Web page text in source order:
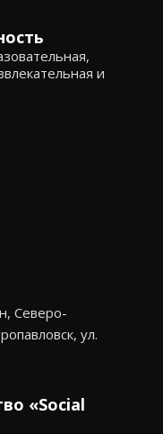
и
Северо-
ул.
«Social